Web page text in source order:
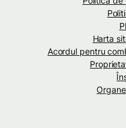
Harta
Acordul pentru